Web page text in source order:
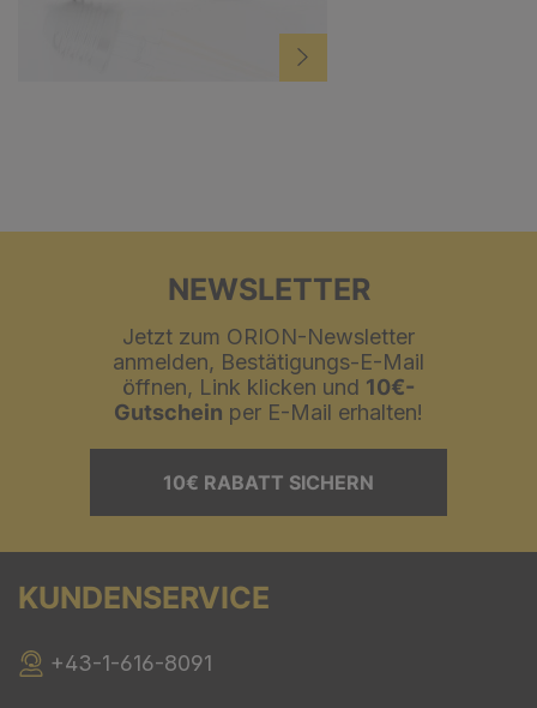
NEWSLETTER
Jetzt zum ORION-Newsletter
anmelden, Bestätigungs-E-Mail
öffnen, Link klicken und 10€-
Gutschein per E-Mail erhalten!
10€ RABATT SICHERN
KUNDENSERVICE
+43-1-616-8091